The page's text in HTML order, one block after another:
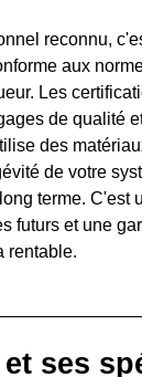
reconnu,
aux
Les
de qualité
des
de votre
terme. C'est
futurs et une
rentable.
ses